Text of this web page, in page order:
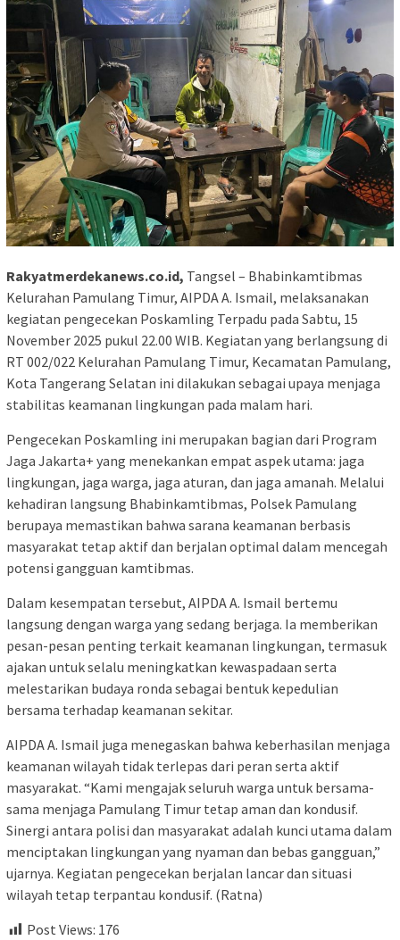
Rakyatmerdekanews.co.id, Tangsel – Bhabinkamtibmas
Kelurahan Pamulang Timur, AIPDA A. Ismail, melaksanakan
kegiatan pengecekan Poskamling Terpadu pada Sabtu, 15
November 2025 pukul 22.00 WIB. Kegiatan yang berlangsung di
RT 002/022 Kelurahan Pamulang Timur, Kecamatan Pamulang,
Kota Tangerang Selatan ini dilakukan sebagai upaya menjaga
stabilitas keamanan lingkungan pada malam hari.
Pengecekan Poskamling ini merupakan bagian dari Program
Jaga Jakarta+ yang menekankan empat aspek utama: jaga
lingkungan, jaga warga, jaga aturan, dan jaga amanah. Melalui
kehadiran langsung Bhabinkamtibmas, Polsek Pamulang
berupaya memastikan bahwa sarana keamanan berbasis
masyarakat tetap aktif dan berjalan optimal dalam mencegah
potensi gangguan kamtibmas.
Dalam kesempatan tersebut, AIPDA A. Ismail bertemu
langsung dengan warga yang sedang berjaga. Ia memberikan
pesan-pesan penting terkait keamanan lingkungan, termasuk
ajakan untuk selalu meningkatkan kewaspadaan serta
melestarikan budaya ronda sebagai bentuk kepedulian
bersama terhadap keamanan sekitar.
AIPDA A. Ismail juga menegaskan bahwa keberhasilan menjaga
keamanan wilayah tidak terlepas dari peran serta aktif
masyarakat. “Kami mengajak seluruh warga untuk bersama-
sama menjaga Pamulang Timur tetap aman dan kondusif.
Sinergi antara polisi dan masyarakat adalah kunci utama dalam
menciptakan lingkungan yang nyaman dan bebas gangguan,”
ujarnya. Kegiatan pengecekan berjalan lancar dan situasi
wilayah tetap terpantau kondusif. (Ratna)
Post Views: 176